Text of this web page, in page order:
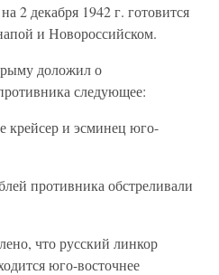
2 декабря 1942 г. готовится
и Новороссийском.
доложил о
следующее:
крейсер и эсминец юго-
противника обстреливали
что русский линкор
юго-восточнее